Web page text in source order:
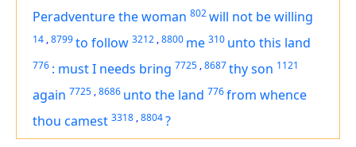
Peradventure the woman 802will not be willing
14 ,8799to follow 3212 ,8800 me 310 unto this land
776 : must I needs bring 7725 ,8687thy son 1121
again 7725 ,8686 unto the land 776from whence
thou camest 3318 ,8804?